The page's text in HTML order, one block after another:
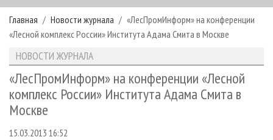
РУБРИКИ И ТЕМЫ
РУБРИКИ ЖУРНАЛА
ЛЕСОЗАГОТОВКА
ЛЕСОПИЛЕНИЕ
ДЕРЕВООБРАБОТКА
СУШКА ДРЕВЕСИНЫ
НОВОСТИ
НОВОСТИ ЛПК
НОВОСТИ ЖУРНАЛА
НОВОСТИ КОМПАНИЙ
ПРОЕКТЫ ЛПИ
АНАЛИТИКА
ПРЕДПРИЯТИЯ ЛПК
ЛЕСНЫЕ РЕГИОНЫ РОССИИ
ПЕРСОНЫ
АРХИВ
АРХИВ ЖУРНАЛОВ
СТАТЬИ
О ЖУРНАЛЕ
ПОДПИСКА
КОНТАКТЫ
РЕКЛАМОДАТЕЛЯМ
РЕКЛАМА
Главная Новости журнала
«ЛесПромИнформ» на конференции
«Лесной комплекс России» Института Адама Смита в Москве
НОВОСТИ ЖУРНАЛА
«ЛесПромИнформ» на конференции «Лесной
комплекс России» Института Адама Смита в
Москве
15.03.2013 16:52